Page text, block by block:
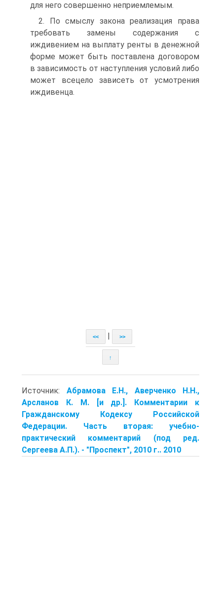
для него совершенно неприемлемым.
2. По смыслу закона реализация права
требовать замены содержания с
иждивением на выплату ренты в денежной
форме может быть поставлена договором
в зависимость от наступления условий либо
может всецело зависеть от усмотрения
иждивенца.
<< >>
↑
Источник: Абрамова Е.Н., Аверченко Н.Н.,
Арсланов К. М. [и др.]. Комментарии к
Гражданскому Кодексу Российской
Федерации. Часть вторая: учебно-
практический комментарий (под ред.
Сергеева А.П.). - "Проспект", 2010 г.. 2010